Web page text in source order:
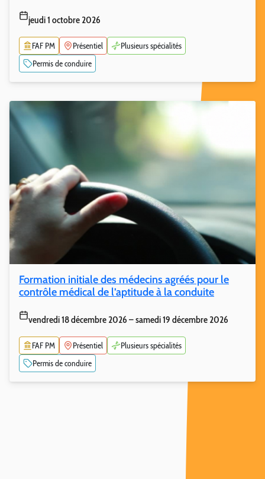
jeudi 1 octobre 2026
FAF PM Présentiel
Plusieurs spécialités
Permis de conduire
Formation initiale des médecins agréés pour le
contrôle médical de l’aptitude à la conduite
vendredi 18 décembre 2026 – samedi 19 décembre 2026
FAF PM Présentiel
Plusieurs spécialités
Permis de conduire